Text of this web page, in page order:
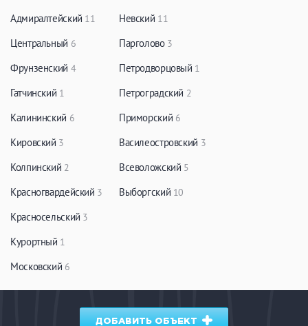
Адмиралтейский 11
Центральный 6
Фрунзенский 4
Гатчинский 1
Калининский 6
Кировский 3
Колпинский 2
Красногвардейский 3
Красносельский 3
Курортный 1
Московский 6
Невский 11
Парголово 3
Петродворцовый 1
Петроградский 2
Приморский 6
Василеостровский 3
Всеволожский 5
Выборгский 10
ДОБАВИТЬ ОБЪЕКТ